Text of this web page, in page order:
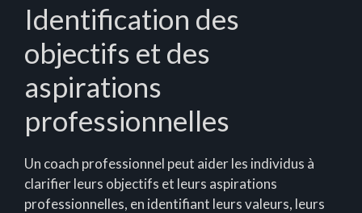
Identification des
objectifs et des
aspirations
professionnelles
Un coach professionnel peut aider les individus à
clarifier leurs objectifs et leurs aspirations
professionnelles, en identifiant leurs valeurs, leurs